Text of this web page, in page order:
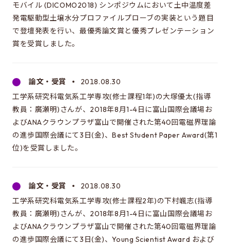
モバイル (DICOMO2018) シンポジウムにおいて土中温度差
発電駆動型土壌水分プロファイルプローブの実装という題目
で登壇発表を行い、最優秀論文賞と優秀プレゼンテーション
賞を受賞しました。
論文・受賞
2018.08.30
工学系研究科電気系工学専攻(修士課程1年)の大塚優太(指導
教員：廣瀬明)さんが、2018年8月1-4日に富山国際会議場お
よびANAクラウンプラザ富山で開催された第40回電磁界理論
の進歩国際会議にて3日(金)、Best Student Paper Award(第1
位)を受賞しました。
論文・受賞
2018.08.30
工学系研究科電気系工学専攻(修士課程2年)の下村颯志(指導
教員：廣瀬明)さんが、2018年8月1-4日に富山国際会議場お
よびANAクラウンプラザ富山で開催された第40回電磁界理論
の進歩国際会議にて3日(金)、Young Scientist Award および